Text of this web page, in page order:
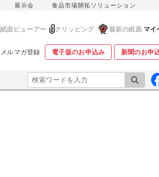
展示会 食品市場開拓ソリューション
紙面ビューアー クリッピング 最新の紙面 マイ
メルマガ登録 電子版のお申込み 新聞のお申
検索